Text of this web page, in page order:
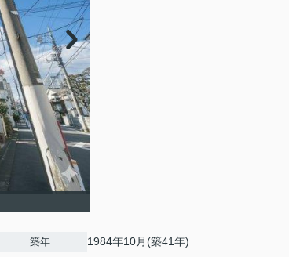
築年 1984年10月(築41年)